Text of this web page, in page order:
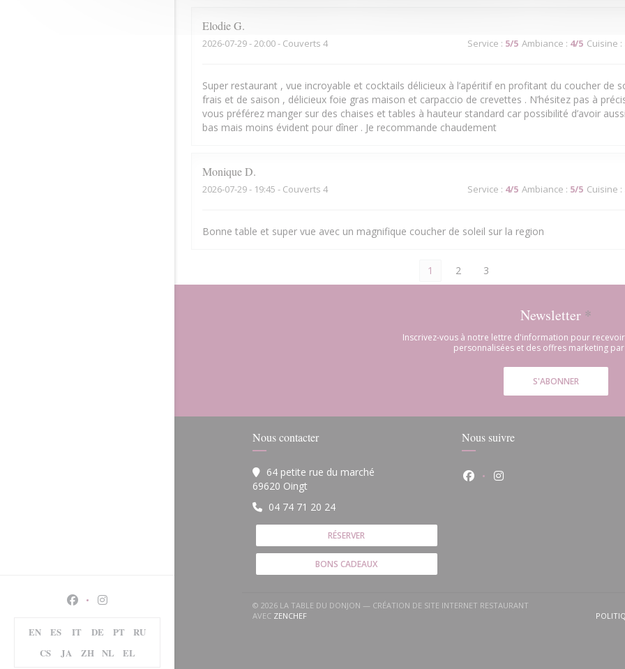
Facebook ((ouvre une nouvelle fenêtre))
Instagram ((ouvre une nouvelle fenêtre))
EN ES IT DE PT
RU
CS
JA ZH NL EL
ElodieG
2026-07-29- 20:00 - Couverts 4 Service : 5/5 Ambiance : 4/5 Cuisine :
Super restaurant , vue incroyable et cocktails délicieux à l’apéritif en profitant du coucher de
frais et de saison , délicieux foie gras maison et carpaccio de crevettes . N’hésitez pas à
vous préférez manger sur des chaises et tables à hauteur standard car possibilité d’avoir
bas mais moins évident pour dîner . Je recommande chaudement
MoniqueD
2026-07-29- 19:45 - Couverts 4 Service : 4/5 Ambiance : 5/5 Cuisine :
Bonne table et super vue avec un magnifique coucher de soleil sur la region
1 2 3
Newsletter *
Inscrivez-vous à notre lettre d'information pour
personnalisées et des offres marketing
S'ABONNER
Nous contacter
64 petite rue du marché
69620 Oingt
04 74 71 20 24
RÉSERVER
BONS CADEAUX
Nous suivre
Facebook ((ouvre une
Instagram ((ouvre une
© 2026 LA TABLE DU DONJON — CRÉATION DE SITE INTERNET RESTAURANT
AVEC ZENCHEF((OUVRE UNE NOUVELLE FENÊTRE))